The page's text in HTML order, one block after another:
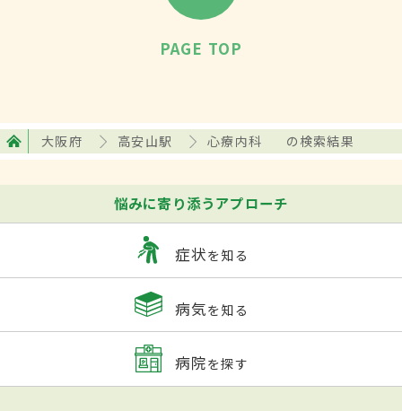
PAGE TOP
大阪府 高安山駅 心療内科 の検索結果
悩みに寄り添うアプローチ
症状を知る
病気を知る
病院を探す